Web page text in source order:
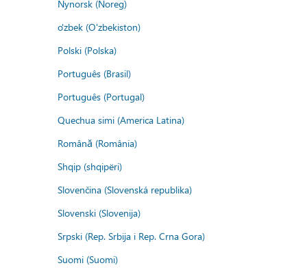
Nynorsk (Noreg)
o'zbek (O'zbekiston)
Polski (Polska)
Português (Brasil)
Português (Portugal)
Quechua simi (America Latina)
Română (România)
Shqip (shqipëri)
Slovenčina (Slovenská republika)
Slovenski (Slovenija)
Srpski (Rep. Srbija i Rep. Crna Gora)
Suomi (Suomi)